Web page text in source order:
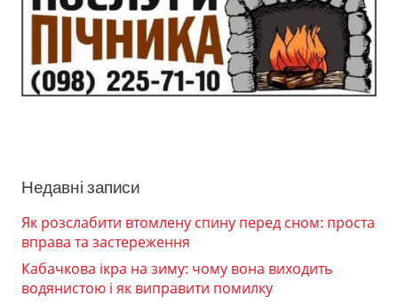
Недавні записи
Як розслабити втомлену спину перед сном: проста
вправа та застереження
Кабачкова ікра на зиму: чому вона виходить
водянистою і як виправити помилку